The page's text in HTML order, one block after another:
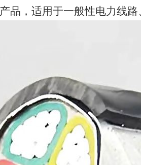
品，适用于一般性电力线